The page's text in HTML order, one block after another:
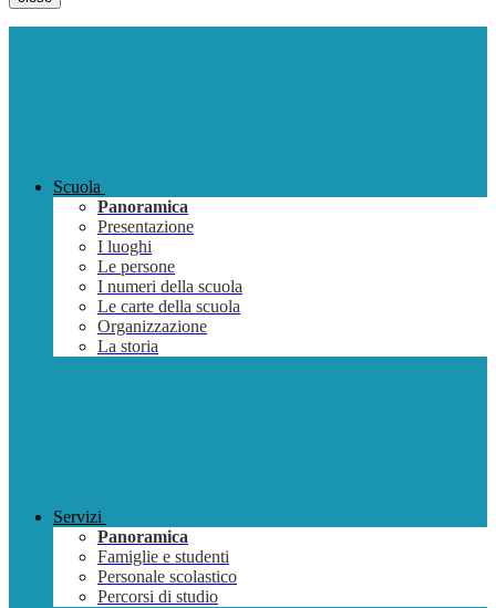
Scuola
Panoramica
Presentazione
I luoghi
Le persone
I numeri della scuola
Le carte della scuola
Organizzazione
La storia
Servizi
Panoramica
Famiglie e studenti
Personale scolastico
Percorsi di studio